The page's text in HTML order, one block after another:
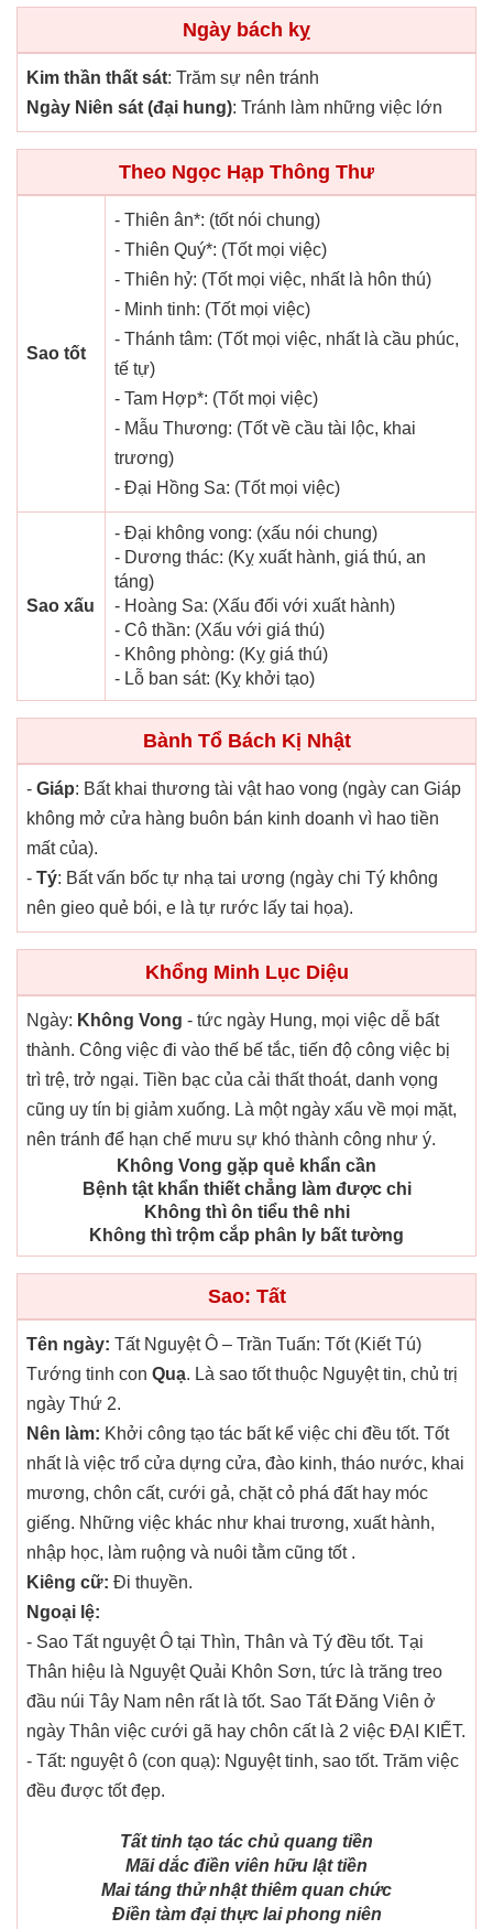
Ngày bách kỵ
Kim thần thất sát: Trăm sự nên tránh
Ngày Niên sát (đại hung): Tránh làm những việc lớn
Theo Ngọc Hạp Thông Thư
Sao tốt
- Thiên ân*: (tốt nói chung)
- Thiên Quý*: (Tốt mọi việc)
- Thiên hỷ: (Tốt mọi việc, nhất là hôn thú)
- Minh tinh: (Tốt mọi việc)
- Thánh tâm: (Tốt mọi việc, nhất là cầu phúc,
tế tự)
- Tam Hợp*: (Tốt mọi việc)
- Mẫu Thương: (Tốt về cầu tài lộc, khai
trương)
- Đại Hồng Sa: (Tốt mọi việc)
Sao xấu
- Đại không vong: (xấu nói chung)
- Dương thác: (Kỵ xuất hành, giá thú, an
táng)
- Hoàng Sa: (Xấu đối với xuất hành)
- Cô thần: (Xấu với giá thú)
- Không phòng: (Kỵ giá thú)
- Lỗ ban sát: (Kỵ khởi tạo)
Bành Tổ Bách Kị Nhật
- Giáp: Bất khai thương tài vật hao vong (ngày can Giáp
không mở cửa hàng buôn bán kinh doanh vì hao tiền
mất của).
- Tý: Bất vấn bốc tự nhạ tai ương (ngày chi Tý không
nên gieo quẻ bói, e là tự rước lấy tai họa).
Khổng Minh Lục Diệu
Ngày: Không Vong - tức ngày Hung, mọi việc dễ bất
thành. Công việc đi vào thế bế tắc, tiến độ công việc bị
trì trệ, trở ngại. Tiền bạc của cải thất thoát, danh vọng
cũng uy tín bị giảm xuống. Là một ngày xấu về mọi mặt,
nên tránh để hạn chế mưu sự khó thành công như ý.
Không Vong gặp quẻ khẩn cần
Bệnh tật khẩn thiết chẳng làm được chi
Không thì ôn tiểu thê nhi
Không thì trộm cắp phân ly bất tường
Sao: Tất
Tên ngày: Tất Nguyệt Ô – Trần Tuấn: Tốt (Kiết Tú)
Tướng tinh con Quạ. Là sao tốt thuộc Nguyệt tin, chủ trị
ngày Thứ 2.
Nên làm: Khởi công tạo tác bất kể việc chi đều tốt. Tốt
nhất là việc trổ cửa dựng cửa, đào kinh, tháo nước, khai
mương, chôn cất, cưới gả, chặt cỏ phá đất hay móc
giếng. Những việc khác như khai trương, xuất hành,
nhập học, làm ruộng và nuôi tằm cũng tốt .
Kiêng cữ: Đi thuyền.
Ngoại lệ:
- Sao Tất nguyệt Ô tại Thìn, Thân và Tý đều tốt. Tại
Thân hiệu là Nguyệt Quải Khôn Sơn, tức là trăng treo
đầu núi Tây Nam nên rất là tốt. Sao Tất Đăng Viên ở
ngày Thân việc cưới gã hay chôn cất là 2 việc ĐẠI KIẾT.
- Tất: nguyệt ô (con quạ): Nguyệt tinh, sao tốt. Trăm việc
đều được tốt đẹp.
Tất tinh tạo tác chủ quang tiền
Mãi dắc điền viên hữu lật tiền
Mai táng thử nhật thiêm quan chức
Điền tàm đại thực lai phong niên